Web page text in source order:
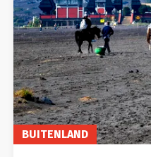
BUITENLAND